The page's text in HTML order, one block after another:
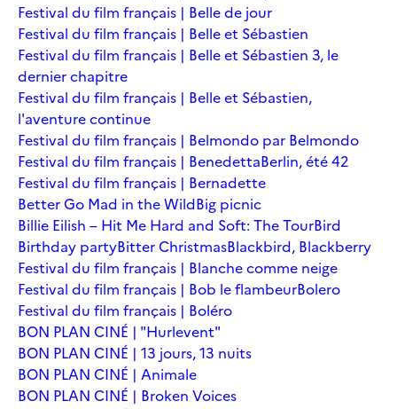
Festival du film français | Belle de jour
Festival du film français | Belle et Sébastien
Festival du film français | Belle et Sébastien 3, le
dernier chapitre
Festival du film français | Belle et Sébastien,
l'aventure continue
Festival du film français | Belmondo par Belmondo
Festival du film français | BenedettaBerlin, été 42
Festival du film français | Bernadette
Better Go Mad in the WildBig picnic
Billie Eilish – Hit Me Hard and Soft: The TourBird
Birthday partyBitter ChristmasBlackbird, Blackberry
Festival du film français | Blanche comme neige
Festival du film français | Bob le flambeurBolero
Festival du film français | Boléro
BON PLAN CINÉ | "Hurlevent"
BON PLAN CINÉ | 13 jours, 13 nuits
BON PLAN CINÉ | Animale
BON PLAN CINÉ | Broken Voices